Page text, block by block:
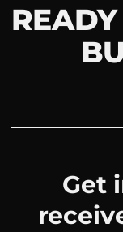
Get